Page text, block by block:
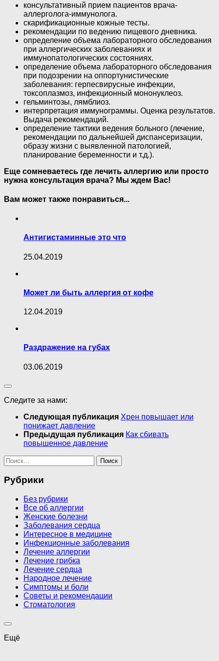
консультативный прием пациентов врача-
аллерголога-иммунолога.
скарификационные кожные тесты.
рекомендации по ведению пищевого дневника.
определение объема лабораторного обследования
при аллергических заболеваниях и
иммунопатологических состояниях.
определение объема лабораторного обследования
при подозрении на оппортунистические
заболевания: герпесвирусные инфекции,
токсоплазмоз, инфекционный мононуклеоз.
гельминтозы, лямблиоз.
интерпретация иммунограммы. Оценка результатов.
Выдача рекомендаций.
определение тактики ведения больного (лечение,
рекомендации по дальнейшей диспансеризации,
образу жизни с выявленной патологией,
планирование беременности и т.д.).
Еще сомневаетесь где лечить аллергию или просто
нужна консультация врача? Мы ждем Вас!
Вам может также понравиться...
Антигистаминные это что
25.04.2019
Может ли быть аллергия от кофе
12.04.2019
Раздражение на губах
03.06.2019
Следите за нами:
Следующая публикация Хрен повышает или
понижает давление
Предыдущая публикация Как сбивать
повышенное давление
Найти:
Рубрики
Без рубрики
Все об аллергии
Женские болезни
Заболевания сердца
Интересное в медицине
Инфекционные заболевания
Лечение аллергии
Лечение грибка
Лечение сердца
Народное лечение
Симптомы и боли
Советы и рекомендации
Стоматология
Ещё